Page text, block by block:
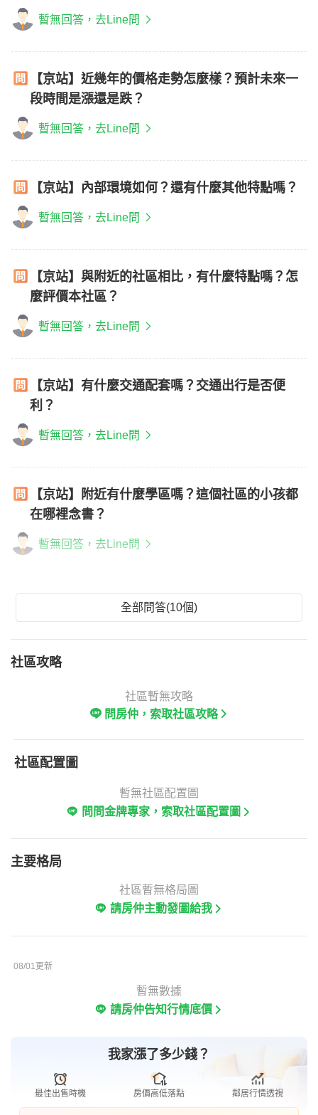
暫無回答，去Line問
【京站】近幾年的價格走勢怎麼樣？預計未來一
段時間是漲還是跌？
暫無回答，去Line問
【京站】內部環境如何？還有什麼其他特點嗎？
暫無回答，去Line問
【京站】與附近的社區相比，有什麼特點嗎？怎
麼評價本社區？
暫無回答，去Line問
【京站】有什麼交通配套嗎？交通出行是否便
利？
暫無回答，去Line問
【京站】附近有什麼學區嗎？這個社區的小孩都
在哪裡念書？
暫無回答，去Line問
全部問答(10個)
社區攻略
社區暫無攻略
問房仲，索取社區攻略
社區配置圖
暫無社區配置圖
問問金牌專家，索取社區配置圖
主要格局
社區暫無格局圖
請房仲主動發圖給我
08/01更新
暫無數據
請房仲告知行情底價
我家漲了多少錢？
最佳出售時機 房價高低落點 鄰居行情透視